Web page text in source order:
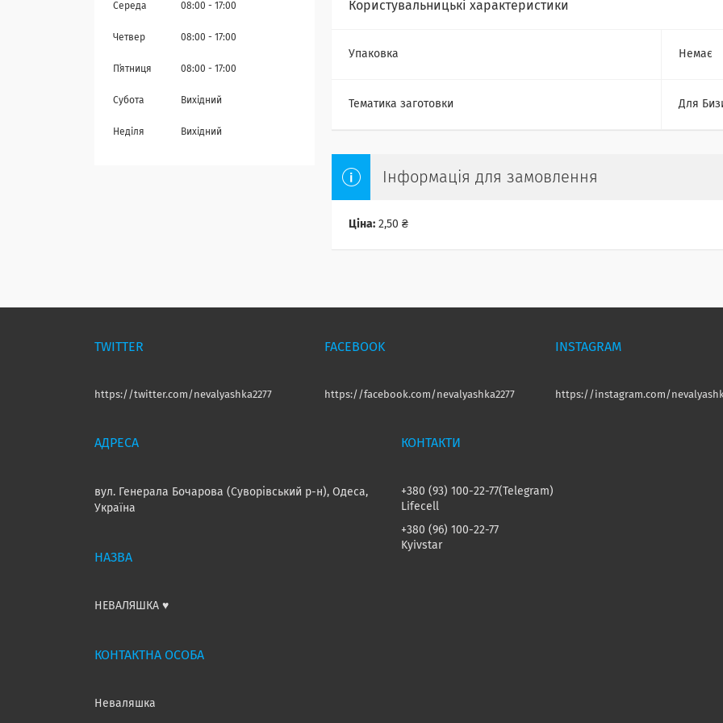
Користувальницькі характеристики
Упаковка Немає
Тематика заготовки Для
Інформація для замовлення
Ціна: 2,50 ₴
Середа 08:00 17:00
Четвер 08:00 17:00
Пʼятниця 08:00 17:00
Субота Вихідний
Неділя Вихідний
TWITTER
https://twitter.com/nevalyashka2277
FACEBOOK
https://facebook.com/nevalyashka2277
INSTAGRAM
https://instagram.com/
вул. Генерала Бочарова (Суворівський р-н), Одеса,
Україна
НЕВАЛЯШКА ♥️
Неваляшка
+380 (93) 100-22-77
Telegram
Lifecell
+380 (96) 100-22-77
Kyivstar